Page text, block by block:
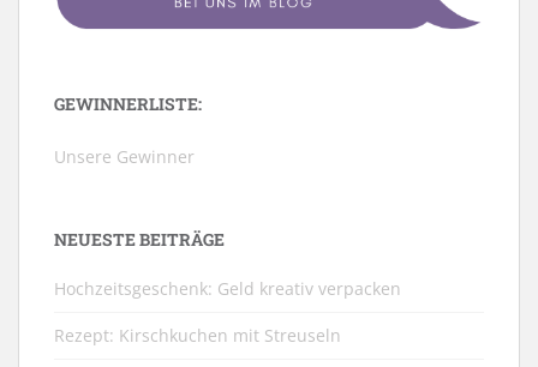
GEWINNERLISTE:
Unsere Gewinner
NEUESTE BEITRÄGE
Hochzeitsgeschenk: Geld kreativ verpacken
Rezept: Kirschkuchen mit Streuseln